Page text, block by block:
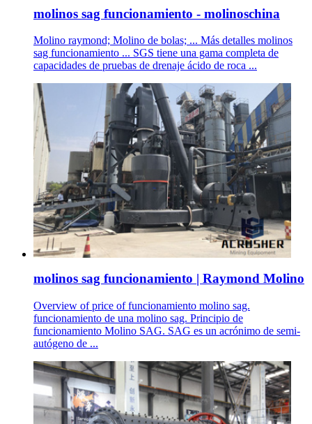
molinos sag funcionamiento - molinoschina
Molino raymond; Molino de bolas; ... Más detalles molinos
sag funcionamiento ... SGS tiene una gama completa de
capacidades de pruebas de drenaje ácido de roca ...
molinos sag funcionamiento | Raymond Molino
Overview of price of funcionamiento molino sag.
funcionamiento de una molino sag. Principio de
funcionamiento Molino SAG. SAG es un acrónimo de semi-
autógeno de ...